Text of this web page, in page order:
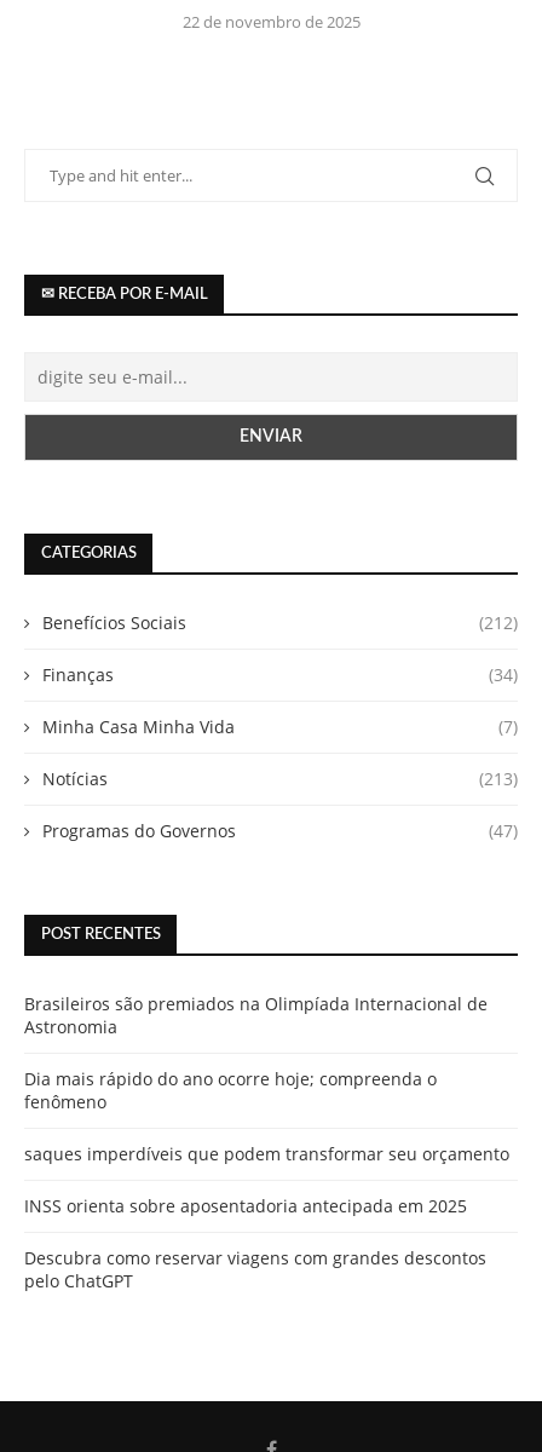
22 de novembro de 2025
✉ RECEBA POR E-MAIL
CATEGORIAS
Benefícios Sociais (212)
Finanças (34)
Minha Casa Minha Vida (7)
Notícias (213)
Programas do Governos (47)
POST RECENTES
Brasileiros são premiados na Olimpíada Internacional de
Astronomia
Dia mais rápido do ano ocorre hoje; compreenda o
fenômeno
saques imperdíveis que podem transformar seu orçamento
INSS orienta sobre aposentadoria antecipada em 2025
Descubra como reservar viagens com grandes descontos
pelo ChatGPT